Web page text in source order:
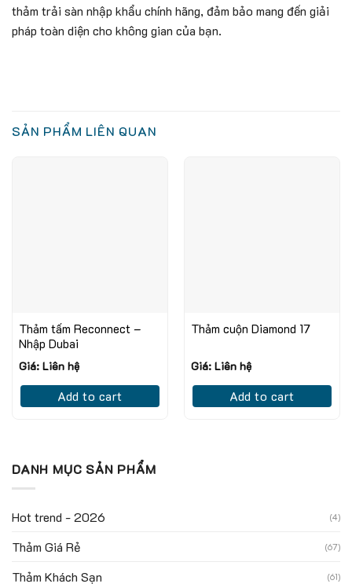
thảm trải sàn nhập khẩu chính hãng, đảm bảo mang đến giải
pháp toàn diện cho không gian của bạn.
SẢN PHẨM LIÊN QUAN
Thảm tấm Reconnect –
Nhập Dubai
Giá: Liên hệ
Add to cart
Thảm cuộn Diamond 17
Giá: Liên hệ
Add to cart
DANH MỤC SẢN PHẨM
Hot trend - 2026 (4)
Thảm Giá Rẻ (67)
Thảm Khách Sạn (61)